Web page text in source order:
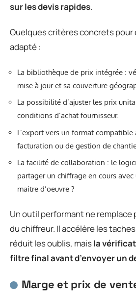
sur les devis rapides.
Quelques critères concrets pour
adapté :
La bibliothèque de prix intégrée :
mise à jour et sa couverture
La possibilité d’ajuster les prix
conditions d’achat fournisseur.
L’export vers un format
facturation ou de gestion de
La facilité de collaboration : le
partager un chiffrage en cours
maitre d’oeuvre ?
Un outil performant ne remplace
du chiffreur. Il accélère les
réduit les oublis, maisla
filtre final avant d’envoyer un
Marge et prix de